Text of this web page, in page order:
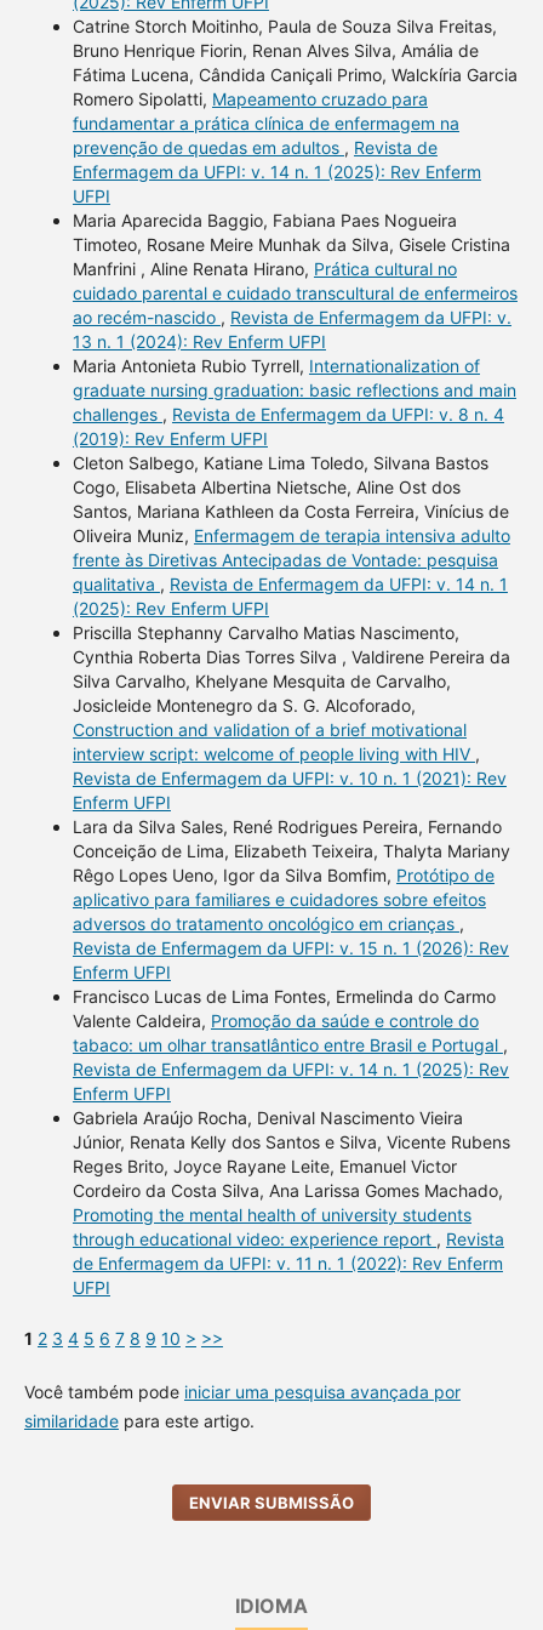
Catrine Storch Moitinho, Paula de Souza Silva Freitas,
Bruno Henrique Fiorin, Renan Alves Silva, Amália de
Fátima Lucena, Cândida Caniçali Primo, Walckíria Garcia
Romero Sipolatti, Mapeamento cruzado para
fundamentar a prática clínica de enfermagem na
prevenção de quedas em adultos , Revista de
Enfermagem da UFPI: v. 14 n. 1 (2025): Rev Enferm
UFPI
Maria Aparecida Baggio, Fabiana Paes Nogueira
Timoteo, Rosane Meire Munhak da Silva, Gisele Cristina
Manfrini , Aline Renata Hirano, Prática cultural no
cuidado parental e cuidado transcultural de enfermeiros
ao recém-nascido , Revista de Enfermagem da UFPI: v.
13 n. 1 (2024): Rev Enferm UFPI
Maria Antonieta Rubio Tyrrell, Internationalization of
graduate nursing graduation: basic reflections and main
challenges , Revista de Enfermagem da UFPI: v. 8 n. 4
(2019): Rev Enferm UFPI
Cleton Salbego, Katiane Lima Toledo, Silvana Bastos
Cogo, Elisabeta Albertina Nietsche, Aline Ost dos
Santos, Mariana Kathleen da Costa Ferreira, Vinícius de
Oliveira Muniz, Enfermagem de terapia intensiva adulto
frente às Diretivas Antecipadas de Vontade: pesquisa
qualitativa , Revista de Enfermagem da UFPI: v. 14 n. 1
(2025): Rev Enferm UFPI
Priscilla Stephanny Carvalho Matias Nascimento,
Cynthia Roberta Dias Torres Silva , Valdirene Pereira da
Silva Carvalho, Khelyane Mesquita de Carvalho,
Josicleide Montenegro da S. G. Alcoforado,
Construction and validation of a brief motivational
interview script: welcome of people living with HIV ,
Revista de Enfermagem da UFPI: v. 10 n. 1 (2021): Rev
Enferm UFPI
Lara da Silva Sales, René Rodrigues Pereira, Fernando
Conceição de Lima, Elizabeth Teixeira, Thalyta Mariany
Rêgo Lopes Ueno, Igor da Silva Bomfim, Protótipo de
aplicativo para familiares e cuidadores sobre efeitos
adversos do tratamento oncológico em crianças ,
Revista de Enfermagem da UFPI: v. 15 n. 1 (2026): Rev
Enferm UFPI
Francisco Lucas de Lima Fontes, Ermelinda do Carmo
Valente Caldeira, Promoção da saúde e controle do
tabaco: um olhar transatlântico entre Brasil e Portugal ,
Revista de Enfermagem da UFPI: v. 14 n. 1 (2025): Rev
Enferm UFPI
Gabriela Araújo Rocha, Denival Nascimento Vieira
Júnior, Renata Kelly dos Santos e Silva, Vicente Rubens
Reges Brito, Joyce Rayane Leite, Emanuel Victor
Cordeiro da Costa Silva, Ana Larissa Gomes Machado,
Promoting the mental health of university students
through educational video: experience report , Revista
de Enfermagem da UFPI: v. 11 n. 1 (2022): Rev Enferm
UFPI
1 2 3 4 5 6 7 8 9 10 > >>
Você também pode iniciar uma pesquisa avançada por
similaridadepara este artigo.
ENVIAR SUBMISSÃO
IDIOMA